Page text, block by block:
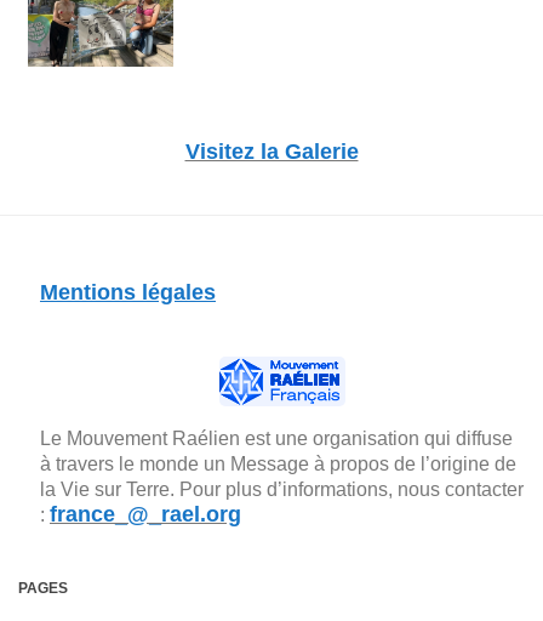
Visitez la Galerie
Mentions légales
Le Mouvement Raélien est une organisation qui diffuse
à travers le monde un Message à propos de l’origine de
la Vie sur Terre. Pour plus d’informations, nous contacter
: france_@_rael.org
PAGES